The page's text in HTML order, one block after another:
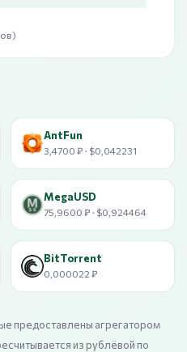
AntFun
3,4700 ₽ · $0,042231
MegaUSD
75,9600 ₽ · $0,924464
BitTorrent
0,000022 ₽
предоставлены агрегатором
из рублёвой по